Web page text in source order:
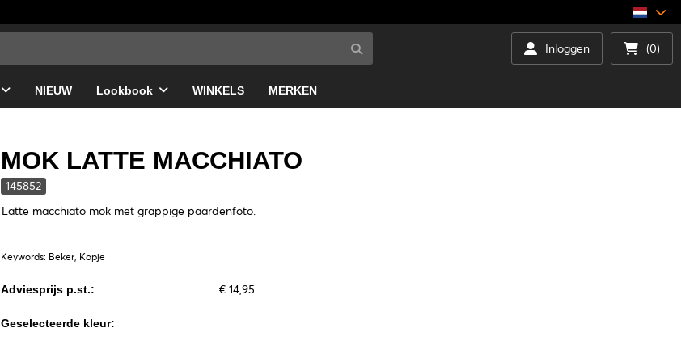
Inloggen (0)
NIEUW Lookbook WINKELS MERKEN
MOK LATTE MACCHIATO
145852
Latte macchiato mok met grappige paardenfoto.
Keywords: Beker, Kopje
Adviesprijs p.st.: € 14,95
Geselecteerde kleur: